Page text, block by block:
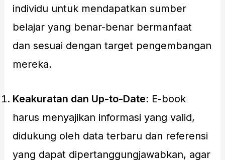
individu untuk mendapatkan sumber
belajar yang benar-benar bermanfaat
dan sesuai dengan target pengembangan
mereka.
Keakuratan dan Up-to-Date: E-book
harus menyajikan informasi yang valid,
didukung oleh data terbaru dan referensi
yang dapat dipertanggungjawabkan, agar